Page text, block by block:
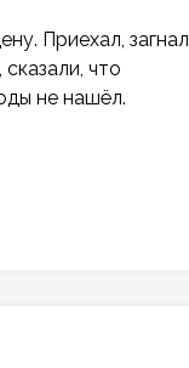
Приехал, загнал
что
не нашёл.